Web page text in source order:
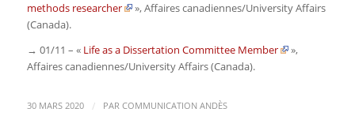
methods researcher
»,Affaires canadiennes/University Affairs
(Canada).
→ 01/11 – « Life as a Dissertation Committee Member
»,
Affaires canadiennes/University Affairs(Canada).
30 MARS 2020 / PAR COMMUNICATION ANDÈS